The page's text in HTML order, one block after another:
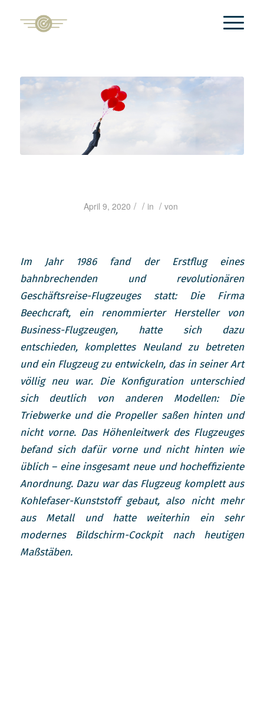
April 9, 2020 / / in / von
Im Jahr 1986 fand der Erstflug eines
bahnbrechenden und revolutionären
Geschäftsreise-Flugzeuges statt: Die Firma
Beechcraft, ein renommierter Hersteller von
Business-Flugzeugen, hatte sich dazu
entschieden, komplettes Neuland zu betreten
und ein Flugzeug zu entwickeln, das in seiner Art
völlig neu war. Die Konfiguration unterschied
sich deutlich von anderen Modellen: Die
Triebwerke und die Propeller saßen hinten und
nicht vorne. Das Höhenleitwerk des Flugzeuges
befand sich dafür vorne und nicht hinten wie
üblich – eine insgesamt neue und hocheffiziente
Anordnung. Dazu war das Flugzeug komplett aus
Kohlefaser-Kunststoff gebaut, also nicht mehr
aus Metall und hatte weiterhin ein sehr
modernes Bildschirm-Cockpit nach heutigen
Maßstäben.